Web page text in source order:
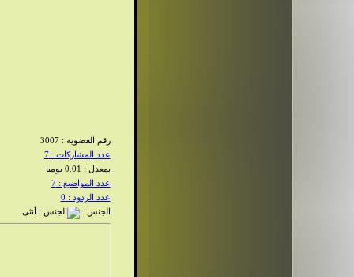
رقم العضوية : 3007
عدد المشاركات : 7
بمعدل : 0.01 يوميا
عدد المواضيع : 7
عدد الردود : 0
الجنس :